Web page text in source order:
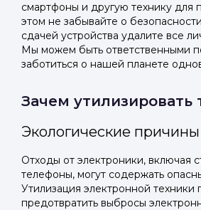
смартфоны и другую технику для
этом не забывайте о
сдачей устройства удалите все
Мы можем быть ответственными
заботиться о нашей планете
Зачем утилизировать
Экологические причины
Отходы от электроники, включая
телефоны, могут содержать
Утилизация электронной техники
предотвратить выбросы